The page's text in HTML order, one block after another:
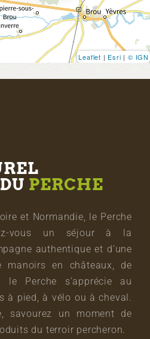
Leaflet | Esri | © IGN
PERCHE
et Normandie, le Perche
vous un séjour à la
authentique et d’une
manoirs en châteaux, de
le Perche s’apprécie au
à pied, à vélo ou à cheval.
savourez un moment de
du terroir percheron.